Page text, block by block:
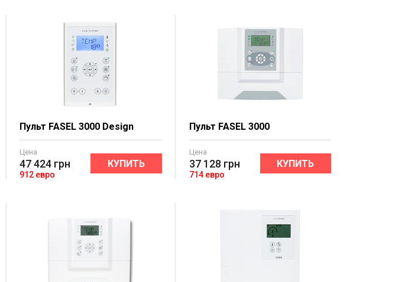
Пульт FASEL 3000 Design
Цена
47 424 грн
912 евро
КУПИТЬ
Пульт FASEL 3000
Цена
37 128 грн
714 евро
КУПИТЬ